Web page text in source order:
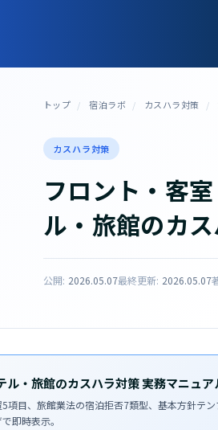
トップ / 宿泊ラボ / カスハラ対策 /
カスハラ対策
フロント・客
ル・旅館のカ
公開: 2026.05.07最終更新: 2026.05.07
ル・旅館のカスハラ対策 実務マニュ
項目、旅館業法の宿泊拒否7類型、基本方針テ
即時表示。